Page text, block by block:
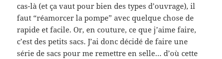
cas-là (et ça vaut pour bien des types d’ouvrage), il
faut “réamorcer la pompe” avec quelque chose de
rapide et facile. Or, en couture, ce que j’aime faire,
c’est des petits sacs. J’ai donc décidé de faire une
série de sacs pour me remettre en selle… d’où cette